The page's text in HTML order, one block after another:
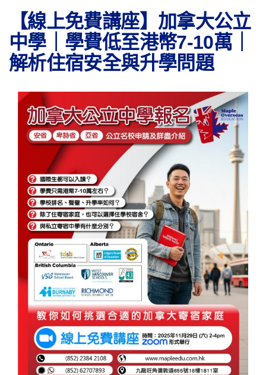
【線上免費講座】加拿大公立
中學｜學費低至港幣7-10萬｜
解析住宿安全與升學問題